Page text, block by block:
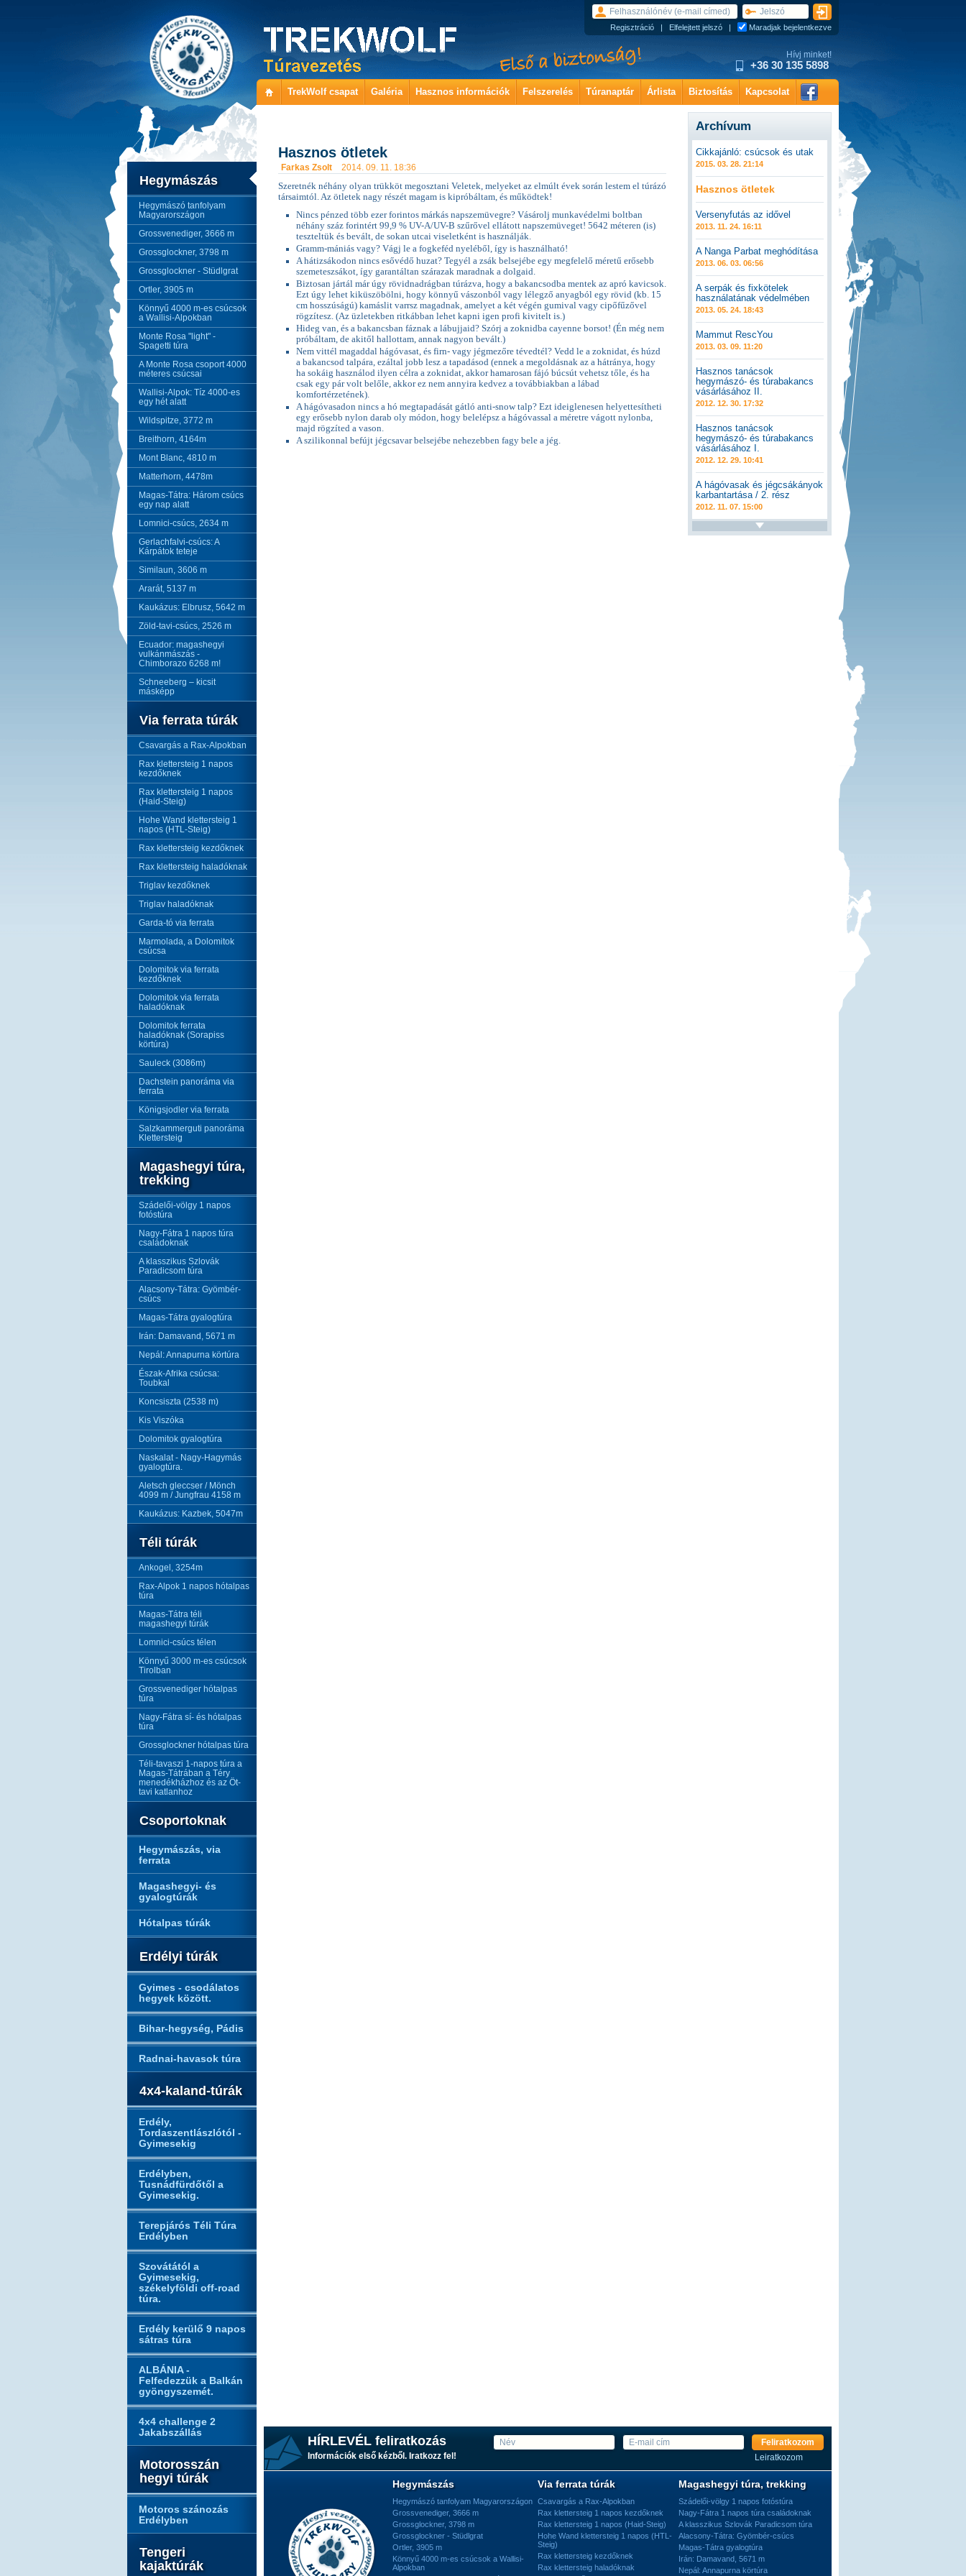
Hívj minket!
+36 30 135 5898
Regisztráció | Elfelejtett jelszó | Maradjak bejelentkezve
TrekWolf csapat Galéria Hasznos információk Felszerelés Túranaptár Árlista Biztosítás Kapcsolat
Hegymászás
Hegymászó tanfolyam
Magyarországon
Grossvenediger, 3666 m
Grossglockner, 3798 m
Grossglockner - Stüdlgrat
Ortler, 3905 m
Könnyű 4000 m-es csúcsok
a Wallisi-Alpokban
Monte Rosa "light" -
Spagetti túra
A Monte Rosa csoport 4000
méteres csúcsai
Wallisi-Alpok: Tíz 4000-es
egy hét alatt
Wildspitze, 3772 m
Breithorn, 4164m
Mont Blanc, 4810 m
Matterhorn, 4478m
Magas-Tátra: Három csúcs
egy nap alatt
Lomnici-csúcs, 2634 m
Gerlachfalvi-csúcs: A
Kárpátok teteje
Similaun, 3606 m
Ararát, 5137 m
Kaukázus: Elbrusz, 5642 m
Zöld-tavi-csúcs, 2526 m
Ecuador: magashegyi
vulkánmászás -
Chimborazo 6268 m!
Schneeberg – kicsit
másképp
Via ferrata túrák
Csavargás a Rax-Alpokban
Rax klettersteig 1 napos
kezdőknek
Rax klettersteig 1 napos
(Haid-Steig)
Hohe Wand klettersteig 1
napos (HTL-Steig)
Rax klettersteig kezdőknek
Rax klettersteig haladóknak
Triglav kezdőknek
Triglav haladóknak
Garda-tó via ferrata
Marmolada, a Dolomitok
csúcsa
Dolomitok via ferrata
kezdőknek
Dolomitok via ferrata
haladóknak
Dolomitok ferrata
haladóknak (Sorapiss
körtúra)
Sauleck (3086m)
Dachstein panoráma via
ferrata
Königsjodler via ferrata
Salzkammerguti panoráma
Klettersteig
Magashegyi túra,
trekking
Szádelői-völgy 1 napos
fotóstúra
Nagy-Fátra 1 napos túra
családoknak
A klasszikus Szlovák
Paradicsom túra
Alacsony-Tátra: Gyömbér-
csúcs
Magas-Tátra gyalogtúra
Irán: Damavand, 5671 m
Nepál: Annapurna körtúra
Észak-Afrika csúcsa:
Toubkal
Koncsiszta (2538 m)
Kis Viszóka
Dolomitok gyalogtúra
Naskalat - Nagy-Hagymás
gyalogtúra.
Aletsch gleccser / Mönch
4099 m / Jungfrau 4158 m
Kaukázus: Kazbek, 5047m
Téli túrák
Ankogel, 3254m
Rax-Alpok 1 napos hótalpas
túra
Magas-Tátra téli
magashegyi túrák
Lomnici-csúcs télen
Könnyű 3000 m-es csúcsok
Tirolban
Grossvenediger hótalpas
túra
Nagy-Fátra sí- és hótalpas
túra
Grossglockner hótalpas túra
Téli-tavaszi 1-napos túra a
Magas-Tátrában a Téry
menedékházhoz és az Öt-
tavi katlanhoz
Csoportoknak
Hegymászás, via
ferrata
Magashegyi- és
gyalogtúrák
Hótalpas túrák
Erdélyi túrák
Gyimes - csodálatos
hegyek között.
Bihar-hegység, Pádis
Radnai-havasok túra
4x4-kaland-túrák
Erdély,
Tordaszentlászlótól -
Gyimesekig
Erdélyben,
Tusnádfürdőtől a
Gyimesekig.
Terepjárós Téli Túra
Erdélyben
Szovátától a
Gyimesekig,
székelyföldi off-road
túra.
Erdély kerülő 9 napos
sátras túra
ALBÁNIA -
Felfedezzük a Balkán
gyöngyszemét.
4x4 challenge 2
Jakabszállás
Motorosszán
hegyi túrák
Motoros szánozás
Erdélyben
Tengeri
kajaktúrák
Hasznos ötletek
Farkas Zsolt 2014. 09. 11. 18:36
Szeretnék néhány olyan trükköt megosztani Veletek, melyeket az elmúlt évek során lestem el túrázó
társaimtól. Az ötletek nagy részét magam is kipróbáltam, és működtek!
Nincs pénzed több ezer forintos márkás napszemüvegre? Vásárolj munkavédelmi boltban
néhány száz forintért 99,9 % UV-A/UV-B szűrővel ellátott napszemüveget! 5642 méteren (is)
teszteltük és bevált, de sokan utcai viseletként is használják.
Gramm-mániás vagy? Vágj le a fogkeféd nyeléből, így is használható!
A hátizsákodon nincs esővédő huzat? Tegyél a zsák belsejébe egy megfelelő méretű erősebb
szemeteszsákot, így garantáltan szárazak maradnak a dolgaid.
Biztosan jártál már úgy rövidnadrágban túrázva, hogy a bakancsodba mentek az apró kavicsok.
Ezt úgy lehet kiküszöbölni, hogy könnyű vászonból vagy lélegző anyagból egy rövid (kb. 15
cm hosszúságú) kamáslit varrsz magadnak, amelyet a két végén gumival vagy cipőfűzővel
rögzítesz. (Az üzletekben ritkábban lehet kapni igen profi kivitelt is.)
Hideg van, és a bakancsban fáznak a lábujjaid? Szórj a zoknidba cayenne borsot! (Én még nem
próbáltam, de akitől hallottam, annak nagyon bevált.)
Nem vittél magaddal hágóvasat, és firn- vagy jégmezőre tévedtél? Vedd le a zoknidat, és húzd
a bakancsod talpára, ezáltal jobb lesz a tapadásod (ennek a megoldásnak az a hátránya, hogy
ha sokáig használod ilyen célra a zoknidat, akkor hamarosan fájó búcsút vehetsz tőle, és ha
csak egy pár volt belőle, akkor ez nem annyira kedvez a továbbiakban a lábad
komfortérzetének).
A hágóvasadon nincs a hó megtapadását gátló anti-snow talp? Ezt ideiglenesen helyettesítheti
egy erősebb nylon darab oly módon, hogy belelépsz a hágóvassal a méretre vágott nylonba,
majd rögzíted a vason.
A szilikonnal befújt jégcsavar belsejébe nehezebben fagy bele a jég.
Archívum
Cikkajánló: csúcsok és utak
2015. 03. 28. 21:14
Hasznos ötletek
Versenyfutás az idővel
2013. 11. 24. 16:11
A Nanga Parbat meghódítása
2013. 06. 03. 06:56
A serpák és fixkötelek
használatának védelmében
2013. 05. 24. 18:43
Mammut RescYou
2013. 03. 09. 11:20
Hasznos tanácsok
hegymászó- és túrabakancs
vásárlásához II.
2012. 12. 30. 17:32
Hasznos tanácsok
hegymászó- és túrabakancs
vásárlásához I.
2012. 12. 29. 10:41
A hágóvasak és jégcsákányok
karbantartása / 2. rész
2012. 11. 07. 15:00
HÍRLEVÉL feliratkozás
Információk első kézből. Iratkozz fel!
Feliratkozom
Leiratkozom
Hegymászás
Hegymászó tanfolyam Magyarországon
Grossvenediger, 3666 m
Grossglockner, 3798 m
Grossglockner - Stüdlgrat
Ortler, 3905 m
Könnyű 4000 m-es csúcsok a Wallisi-
Alpokban
Via ferrata túrák
Csavargás a Rax-Alpokban
Rax klettersteig 1 napos kezdőknek
Rax klettersteig 1 napos (Haid-Steig)
Hohe Wand klettersteig 1 napos (HTL-
Steig)
Rax klettersteig kezdőknek
Rax klettersteig haladóknak
Magashegyi túra, trekking
Szádelői-völgy 1 napos fotóstúra
Nagy-Fátra 1 napos túra családoknak
A klasszikus Szlovák Paradicsom túra
Alacsony-Tátra: Gyömbér-csúcs
Magas-Tátra gyalogtúra
Irán: Damavand, 5671 m
Nepál: Annapurna körtúra